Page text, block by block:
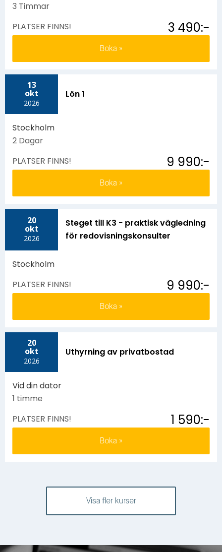
3 Timmar
3 490:-
PLATSER FINNS!
Boka
13
okt
2026
Lön 1
Stockholm
2 Dagar
9 990:-
PLATSER FINNS!
Boka
20
okt
2026
Steget till K3 - praktisk vägledning
för redovisningskonsulter
Stockholm
9 990:-
PLATSER FINNS!
Boka
20
okt
2026
Uthyrning av privatbostad
Vid din dator
1 timme
1 590:-
PLATSER FINNS!
Boka
Visa fler kurser